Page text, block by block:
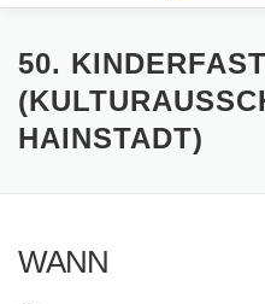
START AKTUELLES
KINDERFASTNACHT
50.
HAINSTADT)
WANN